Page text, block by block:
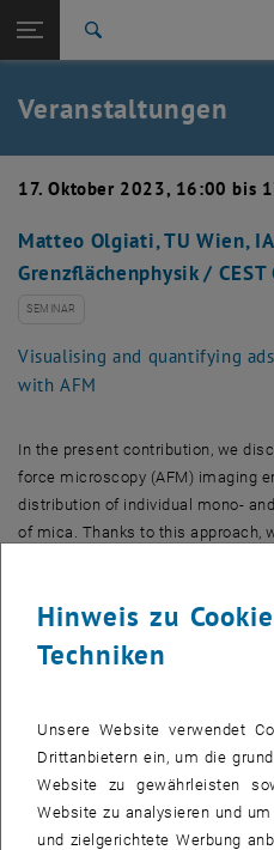
TU Login
Quicklinks
Quicklinks-Menü umschalten
Studium
Karriere
Zurück zur letzten Ebene:
Veranstaltungskalender
Event eintragen
Eventmanagement
Veranstaltungen
17. Oktober 2023, 16:00 bis
Matteo Olgiati, TU Wien,
Grenzflächenphysik / CEST
SEMINAR
Visualising and quantifying
with AFM
In the present contribution, we
force microscopy (AFM) imaging
distribution of individual mono-
of mica. Thanks to this approach,
solutions at different
triangulation algorithm, the ion
concentration can be quantified
competitive behaviour of charged
Understanding such competition
concentration of ions allows us
thermodynamics directly from
mainly exclusive to MD
Hinweis zu
Techniken
Unsere Website verwendet
Drittanbietern ein, um die
Website zu gewährleisten
Website zu analysieren und
und zielgerichtete Werbung